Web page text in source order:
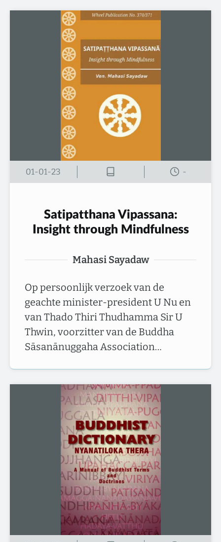
01-01-23 -
Satipatthana Vipassana:
Insight through Mindfulness
Mahasi Sayadaw
Op persoonlijk verzoek van de
geachte minister-president U Nu en
van Thado Thiri Thudhamma Sir U
Thwin, voorzitter van de Buddha
Sāsanānuggaha Association…